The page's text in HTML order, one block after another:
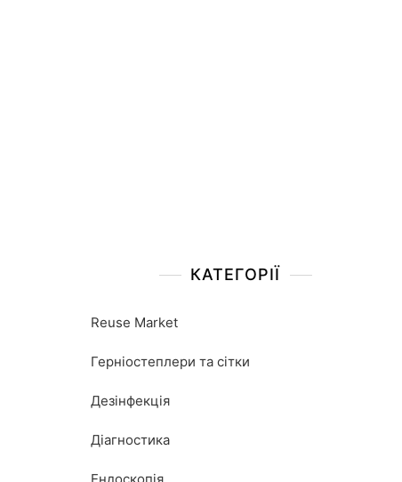
КАТЕГОРІЇ
Reuse Market
Герніостеплери та сітки
Дезінфекція
Діагностика